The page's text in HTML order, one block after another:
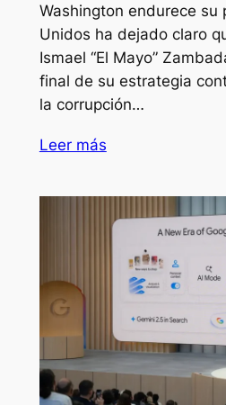
Washington endurece su
Unidos ha dejado claro
Ismael “El Mayo”
final de su estrategia
la corrupción…
Leer más